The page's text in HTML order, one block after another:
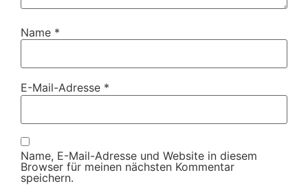
Name *
E-Mail-Adresse *
Name, E-Mail-Adresse und Website in diesem
Browser für meinen nächsten Kommentar
speichern.